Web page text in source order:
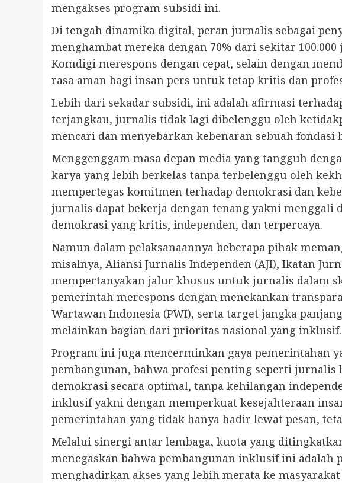
mengakses program subsidi ini.
Di tengah dinamika digital, peran jurnalis sebagai
menghambat mereka dengan 70% dari sekitar
Komdigi merespons dengan cepat, selain dengan
rasa aman bagi insan pers untuk tetap kritis dan
Lebih dari sekadar subsidi, ini adalah afirmasi
terjangkau, jurnalis tidak lagi dibelenggu oleh
mencari dan menyebarkan kebenaran sebuah fondasi
Menggenggam masa depan media yang tangguh
karya yang lebih berkelas tanpa terbelenggu oleh
mempertegas komitmen terhadap demokrasi dan
jurnalis dapat bekerja dengan tenang yakni menggali
demokrasi yang kritis, independen, dan terpercaya.
Namun dalam pelaksanaannya beberapa pihak
misalnya, Aliansi Jurnalis Independen (AJI), Ikatan
mempertanyakan jalur khusus untuk jurnalis dalam
pemerintah merespons dengan menekankan
Wartawan Indonesia (PWI), serta target jangka
melainkan bagian dari prioritas nasional yang inklusif.
Program ini juga mencerminkan gaya pemerintahan
pembangunan, bahwa profesi penting seperti
demokrasi secara optimal, tanpa kehilangan
inklusif yakni dengan memperkuat kesejahteraan
pemerintahan yang tidak hanya hadir lewat pesan,
Melalui sinergi antar lembaga, kuota yang
menegaskan bahwa pembangunan inklusif ini adalah
menghadirkan akses yang lebih merata ke